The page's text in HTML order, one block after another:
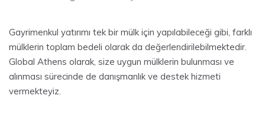
Gayrimenkul yatırımı tek bir mülk için yapılabileceği gibi, farklı
mülklerin toplam bedeli olarak da değerlendirilebilmektedir.
Global Athens olarak, size uygun mülklerin bulunması ve
alınması sürecinde de danışmanlık ve destek hizmeti
vermekteyiz.